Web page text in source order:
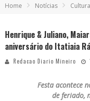
Home Notícias Cultura
Henrique & Juliano,
aniversário do Itatiaia
Redacao Diario Mineiro
Festa acontece
de feriado,